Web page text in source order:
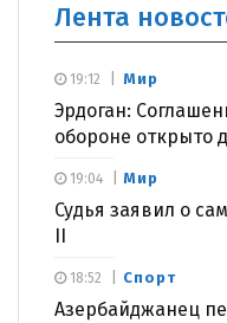
Лента
Мир
Эрдоган:
обороне открыто
19:12
Мир
Судья заявил о
19:04
Спорт
Азербайджанец
18:52